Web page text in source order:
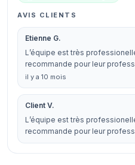
AVIS CLIENTS
Etienne G.
L’équipe est très
recommande pour leur
il y a 10 mois
Client V.
L’équipe est très
recommande pour leur